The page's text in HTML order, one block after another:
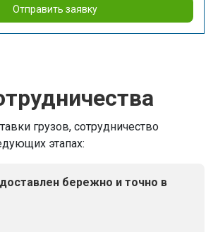
Отправить заявку
грузов, сотрудничество
этапах:
доставлен бережно и точно в